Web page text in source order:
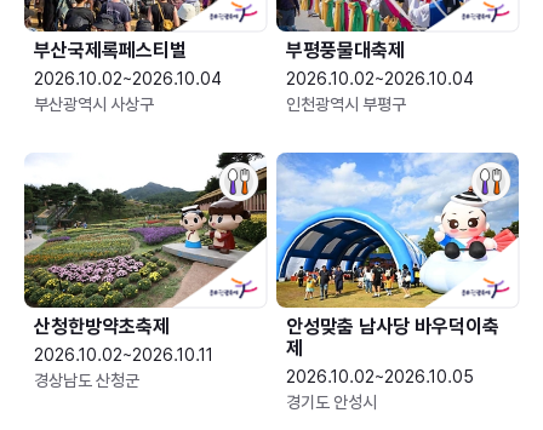
부산국제록페스티벌
2026.10.02~2026.10.04
부산광역시 사상구
부평풍물대축제
2026.10.02~2026.10.04
인천광역시 부평구
산청한방약초축제
2026.10.02~2026.10.11
경상남도 산청군
안성맞춤 남사당 바우덕이축
제
2026.10.02~2026.10.05
경기도 안성시